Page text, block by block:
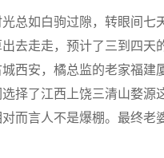
光总如白驹过隙，转眼间七
去走走，预计了三到四天
西安，橘总监的老家福建
择了江西上饶三清山婺源
而言人不是爆棚。最终老